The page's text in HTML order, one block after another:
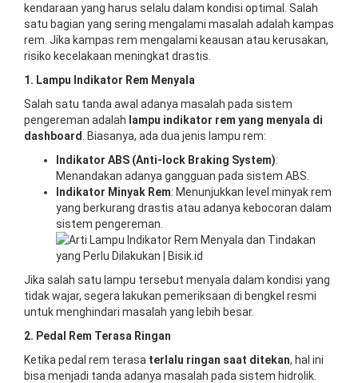
kendaraan yang harus selalu dalam kondisi optimal. Salah
satu bagian yang sering mengalami masalah adalah kampas
rem. Jika kampas rem mengalami keausan atau kerusakan,
risiko kecelakaan meningkat drastis.
1. Lampu Indikator Rem Menyala
Salah satu tanda awal adanya masalah pada sistem
pengereman adalah lampu indikator rem yang menyala di
dashboard
. Biasanya, ada dua jenis lampu rem:
Indikator ABS (Anti-lock Braking System):
Menandakan adanya gangguan pada sistem ABS.
Indikator Minyak Rem: Menunjukkan level minyak rem
yang berkurang drastis atau adanya kebocoran dalam
sistem pengereman.
Jika salah satu lampu tersebut menyala dalam kondisi yang
tidak wajar, segera lakukan pemeriksaan di bengkel resmi
untuk menghindari masalah yang lebih besar.
2. Pedal Rem Terasa Ringan
Ketika pedal rem terasa terlalu ringan saat ditekan, hal ini
bisa menjadi tanda adanya masalah pada sistem hidrolik.